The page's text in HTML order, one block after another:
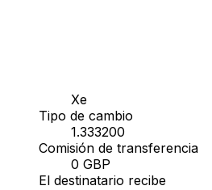
Xe
Tipo de cambio
1.333200
Comisión de transferencia
0 GBP
El destinatario recibe